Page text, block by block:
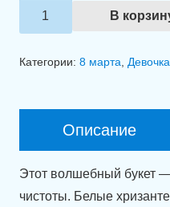
Количество
товара
В
Категории: 8 марта, Девочка
Описание
Этот волшебный букет
чистоты. Белые